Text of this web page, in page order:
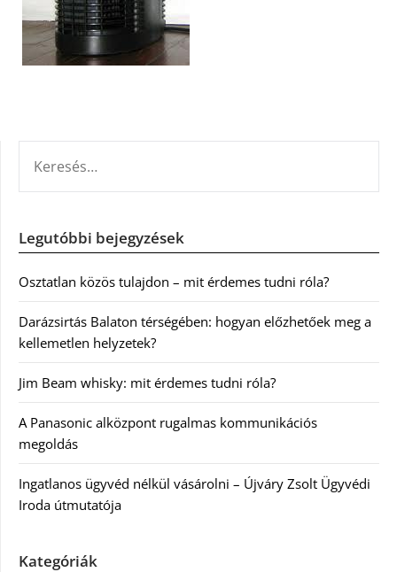
Legutóbbi bejegyzések
Osztatlan közös tulajdon – mit érdemes tudni róla?
Darázsirtás Balaton térségében: hogyan előzhetőek meg a
kellemetlen helyzetek?
Jim Beam whisky: mit érdemes tudni róla?
A Panasonic alközpont rugalmas kommunikációs
megoldás
Ingatlanos ügyvéd nélkül vásárolni – Újváry Zsolt Ügyvédi
Iroda útmutatója
Kategóriák